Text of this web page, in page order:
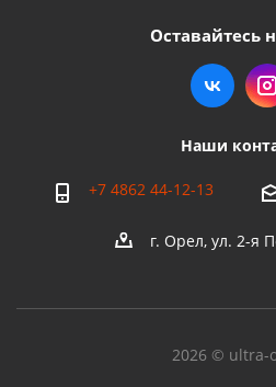
Оставайтесь
Наши
+7 4862 44-12-13
г. Орел, ул. 2-я
2026 © ultra-